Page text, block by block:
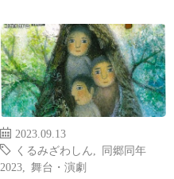
2023.09.13
くるみざわしん
同郷同年
2023
舞台・演劇